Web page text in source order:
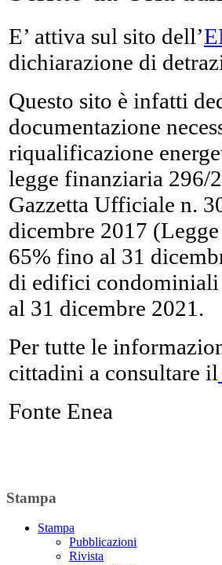
E’ attiva sul sito dell’
dichiarazione di
Questo sito è infatti
documentazione
riqualificazione
legge finanziaria 296/
Gazzetta Ufficiale n.
dicembre 2017
65% fino al 31
di edifici condominiali
al 31 dicembre 2021.
Per tutte le
cittadini a consultare il
Fonte Enea
Stampa
Stampa
Pubblicazioni
Rivista